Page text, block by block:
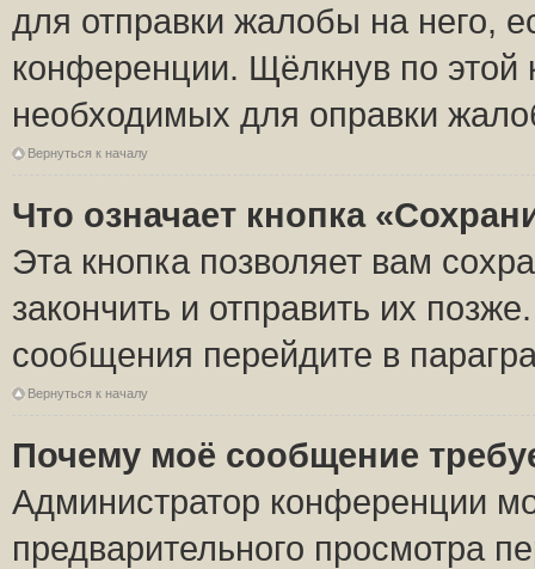
для отправки жалобы на него,
конференции. Щёлкнув по этой
необходимых для оправки
Вернуться к началу
Что означает кнопка
Эта кнопка позволяет вам
закончить и отправить их
сообщения перейдите в
Вернуться к началу
Почему моё сообщение
Администратор конференции
предварительного просмотра